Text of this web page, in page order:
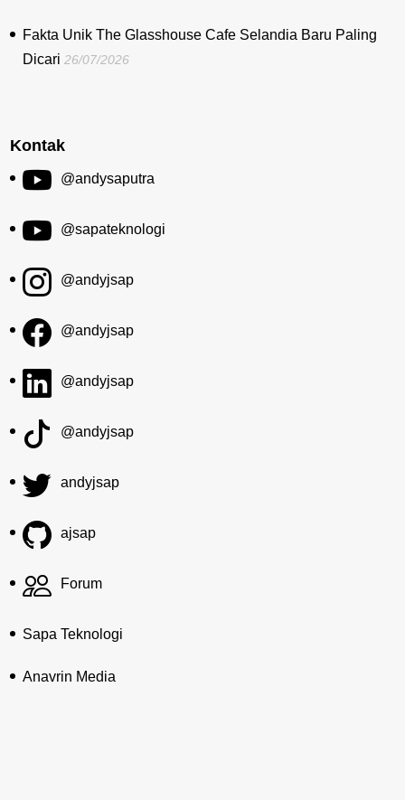
Fakta Unik The Glasshouse Cafe Selandia Baru Paling
Dicari 26/07/2026
Kontak
@andysaputra
@sapateknologi
@andyjsap
@andyjsap
@andyjsap
@andyjsap
andyjsap
ajsap
Forum
Sapa Teknologi
Anavrin Media